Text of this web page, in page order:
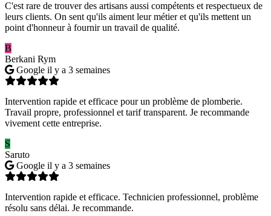
C'est rare de trouver des artisans aussi compétents et respectueux de
leurs clients. On sent qu'ils aiment leur métier et qu'ils mettent un
point d'honneur à fournir un travail de qualité.
B
Berkani Rym
Google il y a 3 semaines
Intervention rapide et efficace pour un problème de plomberie.
Travail propre, professionnel et tarif transparent. Je recommande
vivement cette entreprise.
S
Saruto
Google il y a 3 semaines
Intervention rapide et efficace. Technicien professionnel, problème
résolu sans délai. Je recommande.